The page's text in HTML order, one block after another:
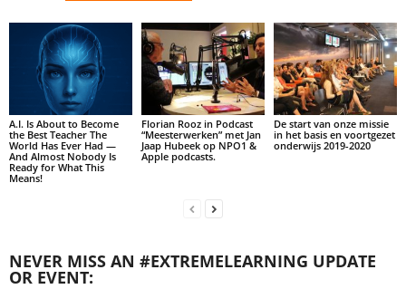
A.I. Is About to Become
the Best Teacher The
World Has Ever Had —
And Almost Nobody Is
Ready for What This
Means!
Florian Rooz in Podcast
“Meesterwerken” met Jan
Jaap Hubeek op NPO1 &
Apple podcasts.
De start van onze missie
in het basis en voortgezet
onderwijs 2019-2020
NEVER MISS AN #EXTREMELEARNING UPDATE
OR EVENT: